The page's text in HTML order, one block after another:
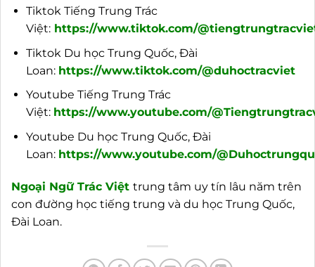
Tiktok Tiếng Trung Trác
Việt: https://www.tiktok.com/
Tiktok Du học Trung Quốc, Đài
Loan: https://www.tiktok.com/@duhoctracviet
Youtube Tiếng Trung Trác
Việt: https://www.youtube.com/
Youtube Du học Trung Quốc, Đài
Loan: https://www.youtube.com/
Ngoại Ngữ Trác Việt trung tâm uy tín lâu năm trên
con đường học tiếng trung và du học Trung Quốc,
Đài Loan.